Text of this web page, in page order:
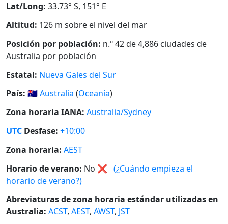
Lat/Long: 33.73° S, 151° E
Altitud: 126 m sobre el nivel del mar
Posición por población: n.º 42 de 4,886 ciudades de
Australia por población
Estatal: Nueva Gales del Sur
País: 🇦🇺Australia (Oceanía)
Zona horaria IANA: Australia/Sydney
UTC Desfase: +10:00
Zona horaria: AEST
Horario de verano: No ❌ (¿Cuándo empieza el
horario de verano?)
Abreviaturas de zona horaria estándar utilizadas en
Australia: ACST, AEST, AWST, JST